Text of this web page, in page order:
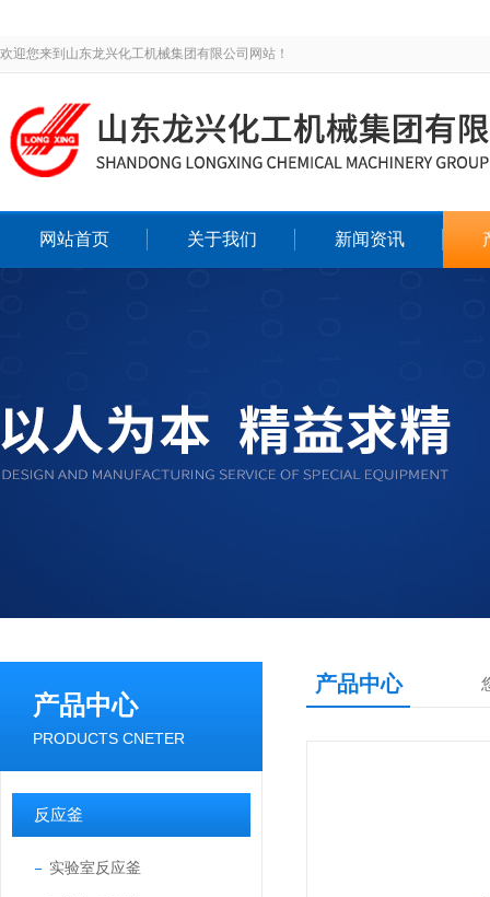
欢迎您来到山东龙兴化工机械集团有限公司网站！
网站首页 关于我们 新闻资讯
产品中心
PRODUCTS CNETER
反应釜
实验室反应釜
产品中心